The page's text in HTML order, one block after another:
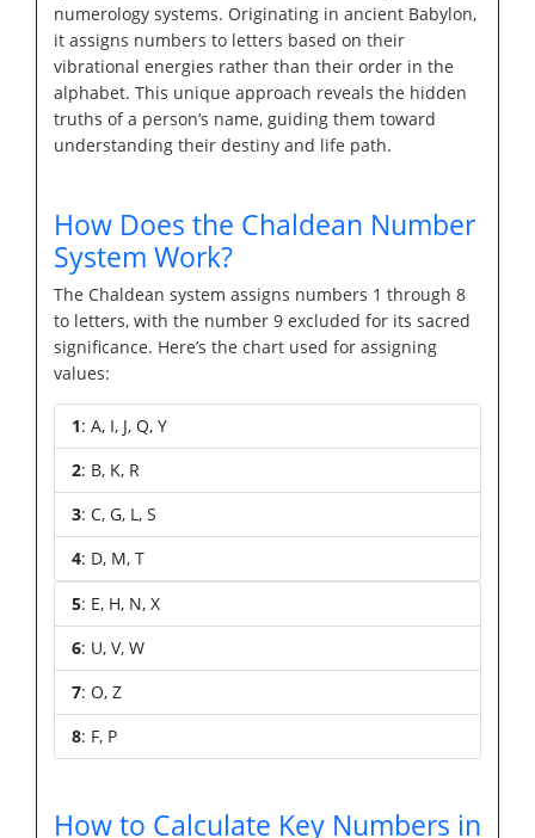
numerology systems. Originating in ancient Babylon,
it assigns numbers to letters based on their
vibrational energies rather than their order in the
alphabet. This unique approach reveals the hidden
truths of a person’s name, guiding them toward
understanding their destiny and life path.
How Does the Chaldean Number
System Work?
The Chaldean system assigns numbers 1 through 8
to letters, with the number 9 excluded for its sacred
significance. Here’s the chart used for assigning
values:
1: A, I, J, Q, Y
2: B, K, R
3: C, G, L, S
4: D, M, T
5: E, H, N, X
6: U, V, W
7: O, Z
8: F, P
How to Calculate Key Numbers in